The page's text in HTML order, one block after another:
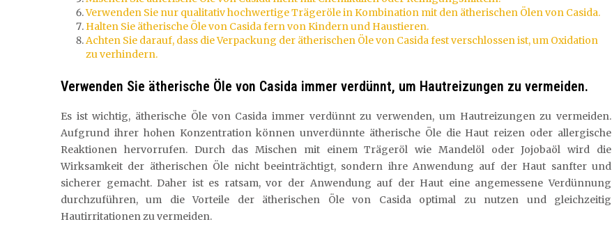
Verwenden Sie nur qualitativ hochwertige Trägeröle in Kombination mit den ätherischen Ölen von Casida.
Halten Sie ätherische Öle von Casida fern von Kindern und Haustieren.
Achten Sie darauf, dass die Verpackung der ätherischen Öle von Casida fest verschlossen ist, um Oxidation
zu verhindern.
Verwenden Sie ätherische Öle von Casida immer verdünnt, um Hautreizungen zu vermeiden.
Es ist wichtig, ätherische Öle von Casida immer verdünnt zu verwenden, um Hautreizungen zu vermeiden.
Aufgrund ihrer hohen Konzentration können unverdünnte ätherische Öle die Haut reizen oder allergische
Reaktionen hervorrufen. Durch das Mischen mit einem Trägeröl wie Mandelöl oder Jojobaöl wird die
Wirksamkeit der ätherischen Öle nicht beeinträchtigt, sondern ihre Anwendung auf der Haut sanfter und
sicherer gemacht. Daher ist es ratsam, vor der Anwendung auf der Haut eine angemessene Verdünnung
durchzuführen, um die Vorteile der ätherischen Öle von Casida optimal zu nutzen und gleichzeitig
Hautirritationen zu vermeiden.